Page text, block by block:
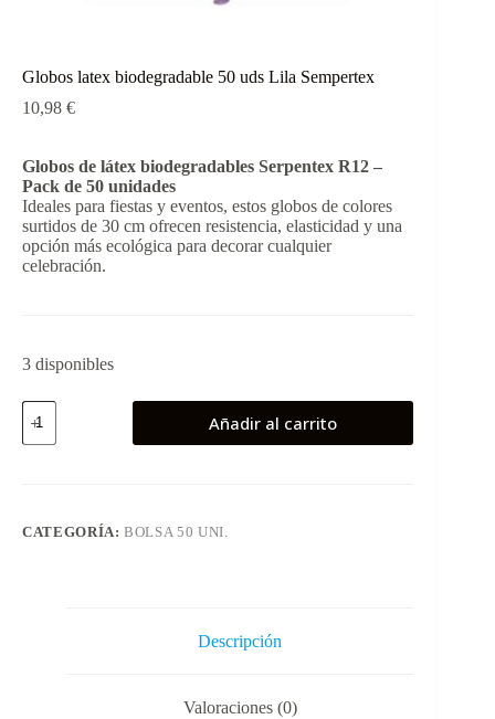
Globos latex biodegradable 50 uds Lila Sempertex
10,98 €
Globos de látex biodegradables Serpentex R12 –
Pack de 50 unidades
Ideales para fiestas y eventos, estos globos de colores
surtidos de 30 cm ofrecen resistencia, elasticidad y una
opción más ecológica para decorar cualquier
celebración.
3 disponibles
Globos
latex
biodegradable
cantidad
Añadir al carrito
CATEGORÍA:BOLSA 50 UNI.
Descripción
Valoraciones (0)